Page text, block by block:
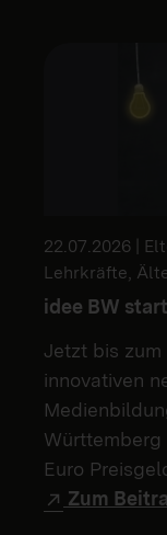
22.07.2026 |
Lehrkräfte,
idee BW
Jetzt bis
innovativen
Württemberg
Euro
Zum